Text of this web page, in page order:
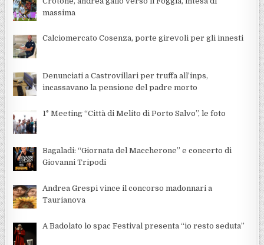
massima
Calciomercato Cosenza, porte girevoli per gli innesti
Denunciati a Castrovillari per truffa all’inps,
incassavano la pensione del padre morto
1° Meeting “Città di Melito di Porto Salvo”, le foto
Bagaladi: “Giornata del Maccherone” e concerto di
Giovanni Tripodi
Andrea Grespi vince il concorso madonnari a
Taurianova
A Badolato lo spac Festival presenta “io resto seduta”